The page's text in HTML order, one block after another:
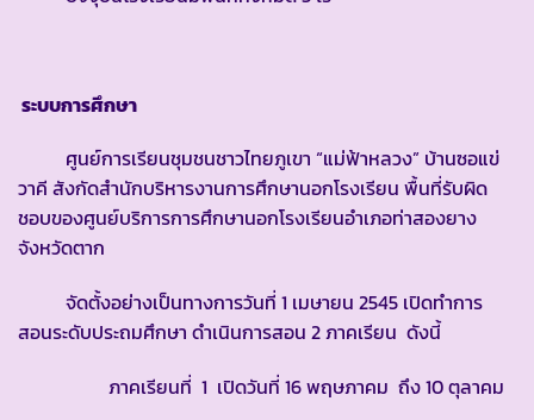
ระบบการศึกษา
ศูนย์การเรียนชุมชนชาวไทยภูเขา “แม่ฟ้าหลวง” บ้านซอแข่
วาคี สังกัดสำนักบริหารงานการศึกษานอกโรงเรียน พื้นที่รับผิด
ชอบของศูนย์บริการการศึกษานอกโรงเรียนอำเภอท่าสองยาง
จังหวัดตาก
จัดตั้งอย่างเป็นทางการวันที่ 1 เมษายน 2545 เปิดทำการ
สอนระดับประถมศึกษา ดำเนินการสอน 2 ภาคเรียน ดังนี้
ภาคเรียนที่ 1 เปิดวันที่ 16 พฤษภาคม ถึง 10 ตุลาคม